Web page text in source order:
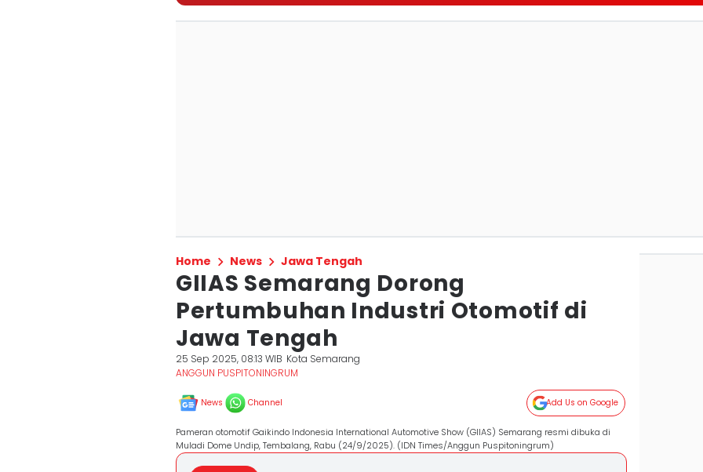
Home News Jawa Tengah
GIIAS Semarang Dorong
Pertumbuhan Industri Otomotif di
Jawa Tengah
25 Sep 2025, 08:13 WIB Kota Semarang
ANGGUN PUSPITONINGRUM
News Channel Add Us on Google
Pameran otomotif Gaikindo Indonesia International Automotive Show (GIIAS) Semarang resmi dibuka di
Muladi Dome Undip, Tembalang, Rabu (24/9/2025). (IDN Times/Anggun Puspitoningrum)